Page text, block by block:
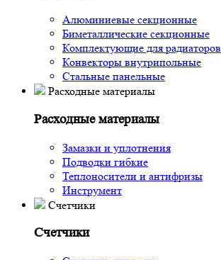
Алюминиевые секционные
Биметаллические секционные
Комплектующие для радиаторов
Конвекторы внутрипольные
Стальные панельные
Расходные материалы
Расходные материалы
Замазки и уплотнения
Подводки гибкие
Теплоносители и антифризы
Инструмент
Счетчики
Счетчики